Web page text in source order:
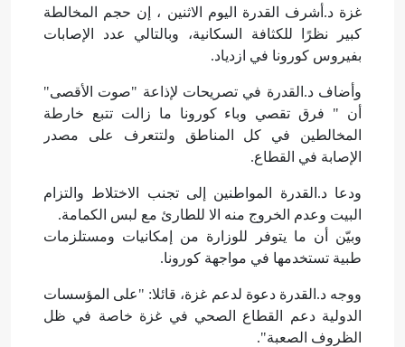
غزة د.أشرف القدرة اليوم الاثنين ، إن حجم المخالطة
كبير نظرًا للكثافة السكانية، وبالتالي عدد الإصابات
بفيروس كورونا في ازدياد.
وأضاف د.القدرة في تصريحات لإذاعة "صوت الأقصى"
أن " فرق تقصي وباء كورونا ما زالت تتبع خارطة
المخالطين في كل المناطق ولتتعرف على مصدر
الإصابة في القطاع.
ودعا د.القدرة المواطنين إلى تجنب الاختلاط والتزام
البيت وعدم الخروج منه الا للطارئ مع لبس الكمامة.
وبيّن أن ما يتوفر للوزارة من إمكانيات ومستلزمات
طبية تستخدمها في مواجهة كورونا.
ووجه د.القدرة دعوة لدعم غزة، قائلا: "على المؤسسات
الدولية دعم القطاع الصحي في غزة خاصة في ظل
الظروف الصعبة".